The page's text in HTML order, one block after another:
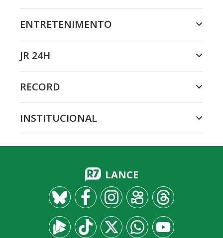
ENTRETENIMENTO
JR 24H
RECORD
INSTITUCIONAL
LANCE